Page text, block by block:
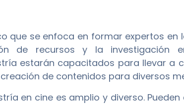
que se enfoca en formar expertos en
de recursos y la investigación
estarán capacitados para llevar a
de contenidos para diversos
en cine es amplio y diverso.